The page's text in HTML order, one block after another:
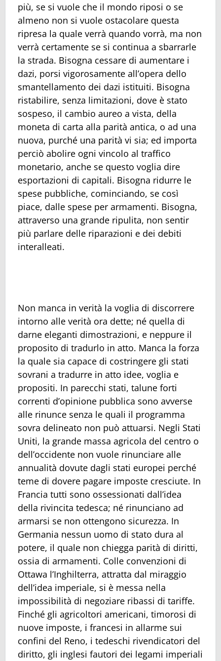
più, se si vuole che il mondo riposi o se
almeno non si vuole ostacolare questa
ripresa la quale verrà quando vorrà, ma non
verrà certamente se si continua a sbarrarle
la strada. Bisogna cessare di aumentare i
dazi, porsi vigorosamente all’opera dello
smantellamento dei dazi istituiti. Bisogna
ristabilire, senza limitazioni, dove è stato
sospeso, il cambio aureo a vista, della
moneta di carta alla parità antica, o ad una
nuova, purché una parità vi sia; ed importa
perciò abolire ogni vincolo al traffico
monetario, anche se questo voglia dire
esportazioni di capitali. Bisogna ridurre le
spese pubbliche, cominciando, se così
piace, dalle spese per armamenti. Bisogna,
attraverso una grande ripulita, non sentir
più parlare delle riparazioni e dei debiti
interalleati.
Non manca in verità la voglia di discorrere
intorno alle verità ora dette; né quella di
darne eleganti dimostrazioni, e neppure il
proposito di tradurlo in atto. Manca la forza
la quale sia capace di costringere gli stati
sovrani a tradurre in atto idee, voglia e
propositi. In parecchi stati, talune forti
correnti d’opinione pubblica sono avverse
alle rinunce senza le quali il programma
sovra delineato non può attuarsi. Negli Stati
Uniti, la grande massa agricola del centro o
dell’occidente non vuole rinunciare alle
annualità dovute dagli stati europei perché
teme di dovere pagare imposte cresciute. In
Francia tutti sono ossessionati dall’idea
della rivincita tedesca; né rinunciano ad
armarsi se non ottengono sicurezza. In
Germania nessun uomo di stato dura al
potere, il quale non chiegga parità di diritti,
ossia di armamenti. Colle convenzioni di
Ottawa l’Inghilterra, attratta dal miraggio
dell’idea imperiale, si è messa nella
impossibilità di negoziare ribassi di tariffe.
Finché gli agricoltori americani, timorosi di
nuove imposte, i francesi in allarme sui
confini del Reno, i tedeschi rivendicatori del
diritto, gli inglesi fautori dei legami imperiali